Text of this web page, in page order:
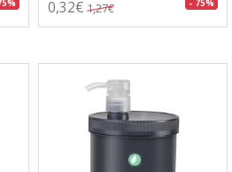
0,32€ 1,27€ - 75%